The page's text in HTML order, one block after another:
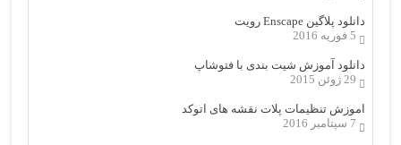
دانلود پلاگین Enscape رویت
5 فوریه 2016
دانلود آموزش شیت بندی با فتوشاپ
29 ژوئن 2015
اموزش تنظیمات پلات نقشه های اتوکد
7 سپتامبر 2016